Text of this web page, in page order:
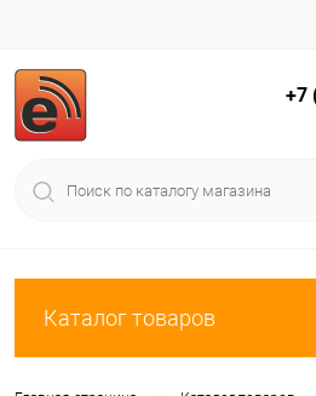
+7
Каталог товаров